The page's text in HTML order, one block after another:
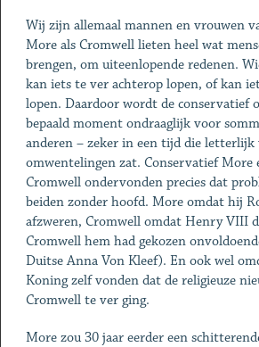
Wij zijn allemaal mannen en vrouwen
More als Cromwell lieten heel wat
brengen, om uiteenlopende redenen.
kan iets te ver achterop lopen, of kan
lopen. Daardoor wordt de conservatief
bepaald moment ondraaglijk voor
anderen – zeker in een tijd die letterlijk
omwentelingen zat. Conservatief More
Cromwell ondervonden precies dat
beiden zonder hoofd. More omdat hij
afzweren, Cromwell omdat Henry VIII
Cromwell hem had gekozen
Duitse Anna Von Kleef). En ook wel
Koning zelf vonden dat de religieuze
Cromwell te ver ging.
More zou 30 jaar eerder een